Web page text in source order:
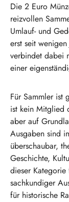
Die 2 Euro
reizvollen
Umlauf- und
erst seit
verbindet dabei
einer
Für Sammler ist
ist kein Mitglied
aber auf
Ausgaben sind
überschaubar,
Geschichte,
dieser
sachkundiger
für historische